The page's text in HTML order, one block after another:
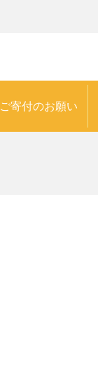
ご寄付のお願い